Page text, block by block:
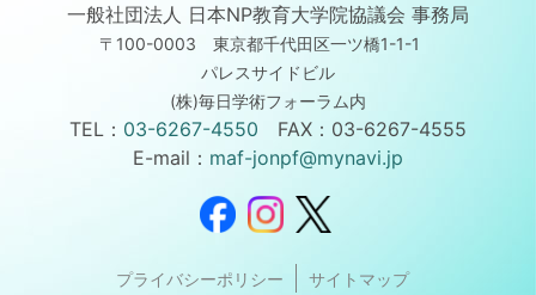
一般社団法人 日本NP教育大学院協議会 事務局
〒100-0003 東京都千代田区一ツ橋1-1-1
パレスサイドビル
(株)毎日学術フォーラム内
TEL： 03-6267-4550 FAX：03-6267-4555
E-mail： maf-jonpf@mynavi.jp
プライバシーポリシー サイトマップ